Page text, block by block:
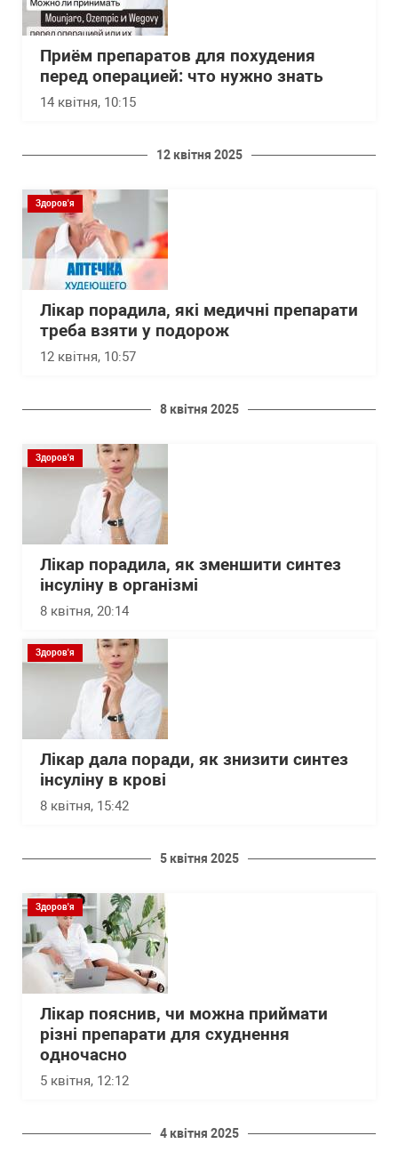
Приём препаратов для похудения
перед операцией: что нужно знать
14 квітня, 10:15
12 квітня 2025
Здоров'я
Лікар порадила, які медичні препарати
треба взяти у подорож
12 квітня, 10:57
8 квітня 2025
Здоров'я
Лікар порадила, як зменшити синтез
інсуліну в організмі
8 квітня, 20:14
Здоров'я
Лікар дала поради, як знизити синтез
інсуліну в крові
8 квітня, 15:42
5 квітня 2025
Здоров'я
Лікар пояснив, чи можна приймати
різні препарати для схуднення
одночасно
5 квітня, 12:12
4 квітня 2025